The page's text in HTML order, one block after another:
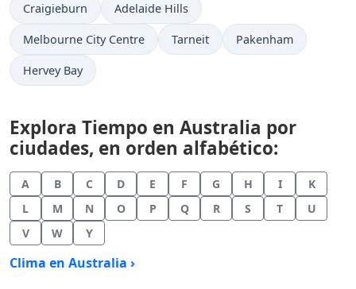
Craigieburn Adelaide Hills
Melbourne City Centre Tarneit Pakenham
Hervey Bay
Explora Tiempo en Australia por
ciudades, en orden alfabético:
A B C D E F G H I
K
L
M N O P Q R S T
U
V
W Y
Clima en Australia ›